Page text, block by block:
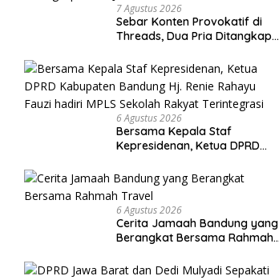
7 Agustus 2026
Sebar Konten Provokatif di
Threads, Dua Pria Ditangkap
6 Agustus 2026
Bersama Kepala Staf
Kepresidenan, Ketua DPRD
Rahayu Fauzi hadiri MPLS
Sekolah Rakyat Terintegrasi
6 Agustus 2026
Cerita Jamaah Bandung yang
Berangkat Bersama Rahmah